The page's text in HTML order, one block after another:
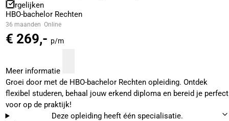
Vergelijken
HBO-bachelor Rechten
36 maanden Online
€ 269,- p/m
Meer informatie
Groei door met de HBO-bachelor Rechten opleiding. Ontdek
flexibel studeren, behaal jouw erkend diploma en bereid je perfect
voor op de praktijk!
Deze opleiding heeft één specialisatie.